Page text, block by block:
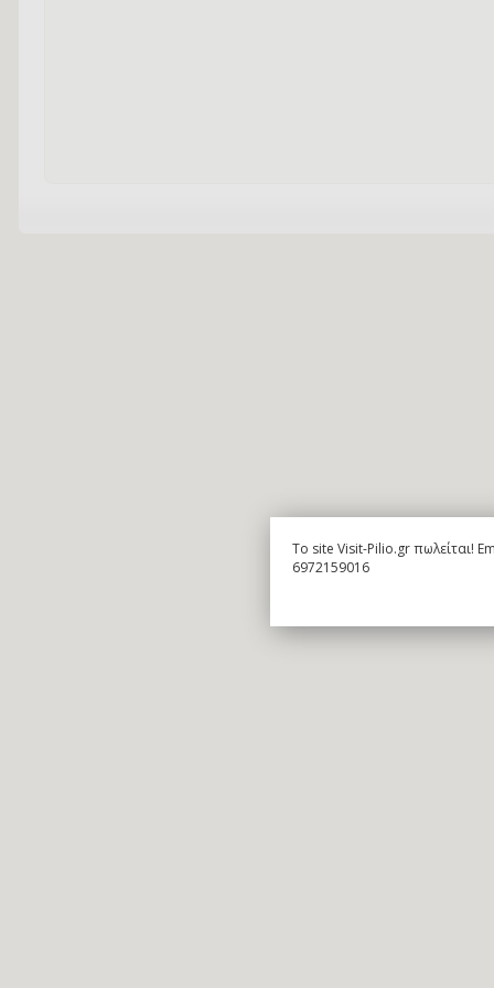
To site Visit-Pilio.gr πωλείται!
6972159016